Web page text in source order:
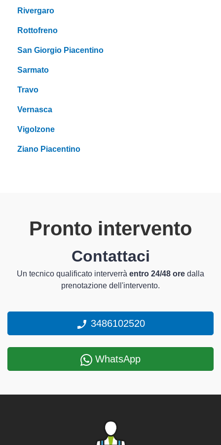
Rivergaro
Rottofreno
San Giorgio Piacentino
Sarmato
Travo
Vernasca
Vigolzone
Ziano Piacentino
Pronto intervento
Contattaci
Un tecnico qualificato interverrà entro 24/48 ore dalla
prenotazione dell'intervento.
3486102520
WhatsApp